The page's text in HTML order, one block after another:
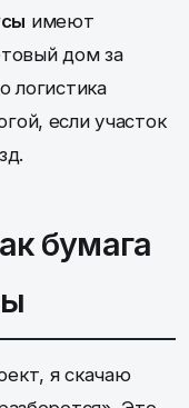
имеют
дом за
логистика
если участок
бумага
я скачаю